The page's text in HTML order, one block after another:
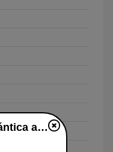
Radio Ritmo Romántica ao vivo